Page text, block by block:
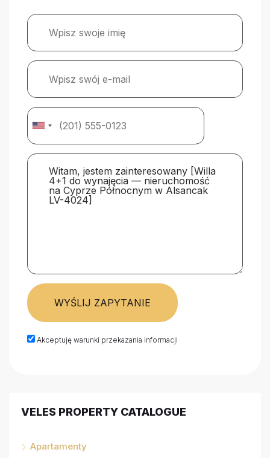
WYŚLIJ ZAPYTANIE
Akceptuję warunki przekazania informacji
VELES PROPERTY CATALOGUE
Apartamenty